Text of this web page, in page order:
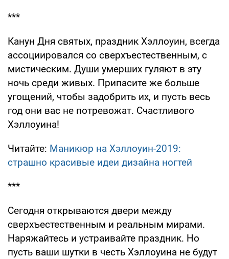
***
Канун Дня святых, праздник Хэллоуин, всегда
ассоциировался со сверхъестественным, с
мистическим. Души умерших гуляют в эту
ночь среди живых. Припасите же больше
угощений, чтобы задобрить их, и пусть весь
год они вас не потревожат. Счастливого
Хэллоуина!
Читайте: Маникюр на Хэллоуин-2019:
страшно красивые идеи дизайна ногтей
***
Сегодня открываются двери между
сверхъестественным и реальным мирами.
Наряжайтесь и устраивайте праздник. Но
пусть ваши шутки в честь Хэллоуина не будут